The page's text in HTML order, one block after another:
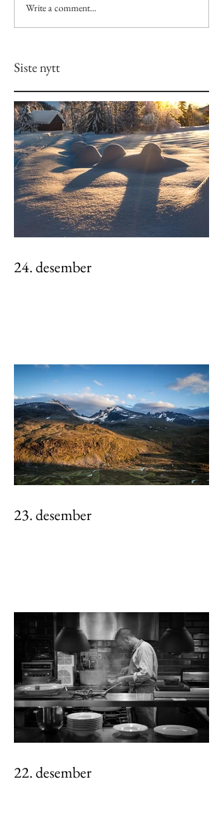
Siste nytt
Write a comment...
24. desember
23. desember
22. desember